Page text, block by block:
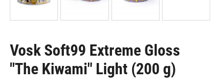
Vosk Soft99 Extreme Gloss
"The Kiwami" Light (200 g)